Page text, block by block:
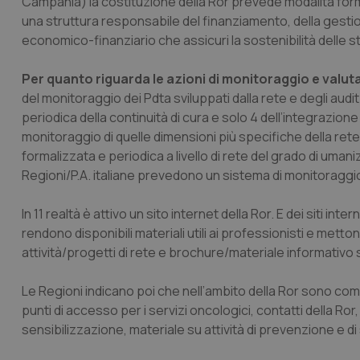
una struttura responsabile del finanziamento, della
economico-finanziario che assicuri la sostenibilità delle
Per quanto riguarda le azioni di monitoraggio e
del monitoraggio dei Pdta sviluppati dalla rete e degli
periodica della continuità di cura e solo 4
monitoraggio di quelle dimensioni più specifiche della
formalizzata e periodica a livello di rete del grado di
Regioni/P.A. italiane prevedono un sistema di
In 11 realtà è attivo un sito internet della Ror. E dei siti
rendono disponibili materiali utili ai professionisti e
attività/progetti di rete e brochure/materiale informativo
Le Regioni indicano poi che nell’ambito della Ror sono
punti di accesso per i servizi oncologici, contatti della
sensibilizzazione, materiale su attività di prevenzione e
_ga_KM60CM4NPH
Nome
_ga_0VMQEQKQ1N
VISITOR_INFO1_LIVE
__Secure-
ROLLOUT_TOKEN